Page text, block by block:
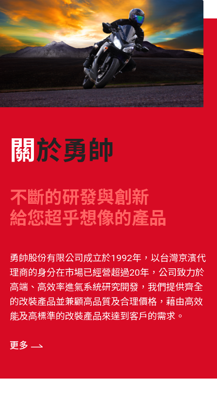
關於勇帥
不斷的研發與創新
給您超乎想像的產品
勇帥股份有限公司成立於1992年，以台灣京濱代
理商的身分在市場已經營超過20年，公司致力於
高端、高效率進氣系統研究開發，我們提供齊全
的改裝產品並兼顧高品質及合理價格，藉由高效
能及高標準的改裝產品來達到客戶的需求。